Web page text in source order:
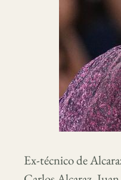
Ex-técnico de